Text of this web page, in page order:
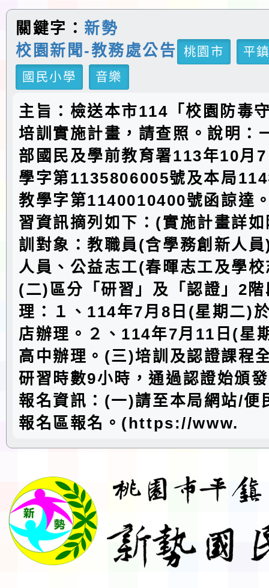
關鍵字： 新勢
校園新聞-教務處公告
桃園市
平
國民小學
音樂
主旨：檢送本市114「校園防毒
培訓實施計畫，請查照。說明：
部國民及學前教育署113年10月
學字第1135806005號及本局
教學字第1140010400號函諒達
習資訊摘列如下：(實施計畫詳
訓對象：教職員(含學務創新人
人員、公益志工(春暉志工及學
(二)區分「研習」及「認證」2
理：１、114年7月8日(星期二)
店辦理。２、114年7月11日(星
高中辦理。(三)培訓及認證課程
研習時數9小時，通過認證始頒
報名資訊：(一)請至本局網站/便
報名區報名。(https://www.